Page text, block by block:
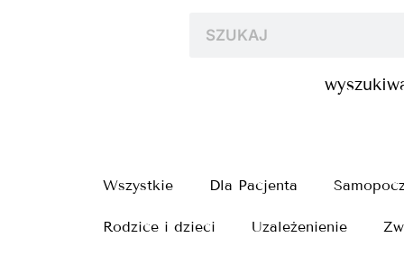
Wszystkie Dla Pacjenta
Rodzice i dzieci Uzależenienie